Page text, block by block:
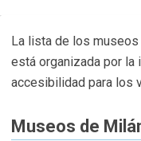
La lista de los museos
está organizada por la
accesibilidad para los
Museos de